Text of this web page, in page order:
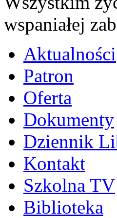
wspaniałej
Aktualności
Patron
Oferta
Dokumenty
Dziennik
Kontakt
Szkolna TV
Biblioteka